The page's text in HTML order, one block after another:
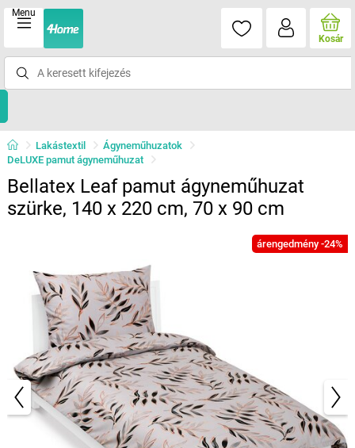
Menu
Kosár
Lakástextil
Ágyneműhuzatok
DeLUXE pamut ágyneműhuzat
Bellatex Leaf pamut ágyneműhuzat
szürke, 140 x 220 cm, 70 x 90 cm
árengedmény -24%